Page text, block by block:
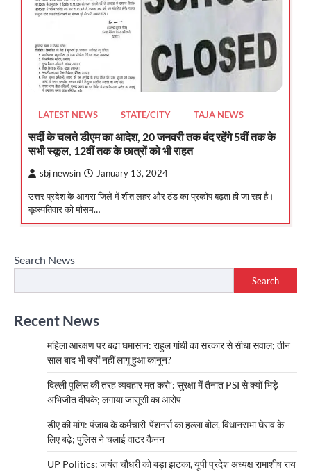
LATEST NEWS STATE/CITY TAJA NEWS
सर्दी के चलते डीएम का आदेश, 20 जनवरी तक बंद रहेंगे 5वीं तक के
सभी स्कूल, 12वीं तक के छात्रों को भी राहत
sbj newsin January 13, 2024
उत्तर प्रदेश के आगरा जिले में शीत लहर और ठंड का प्रकोप बढ़ता ही जा रहा है।
बृहस्पतिवार को मौसम…
Search News
Search
Recent News
महिला आरक्षण पर बढ़ा घमासान: राहुल गांधी का सरकार से सीधा सवाल; तीन
साल बाद भी क्यों नहीं लागू हुआ कानून?
दिल्ली पुलिस की तरह व्यवहार मत करो’: सुरक्षा में तैनात PSI से क्यों भिड़े
अभिजीत दीपके; लगाया जासूसी का आरोप
डीए की मांग: पंजाब के कर्मचारी-पेंशनर्स का हल्ला बोल, विधानसभा घेराव के
लिए बढ़े; पुलिस ने चलाई वाटर कैनन
UP Politics: जयंत चौधरी को बड़ा झटका, यूपी प्रदेश अध्यक्ष रामाशीष राय